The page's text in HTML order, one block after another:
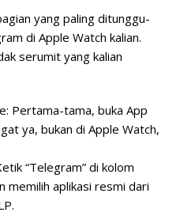
yang paling ditunggu-
di Apple Watch kalian.
serumit yang kalian
Pertama-tama, buka App
ya, bukan di Apple Watch,
“Telegram” di kolom
memilih aplikasi resmi dari